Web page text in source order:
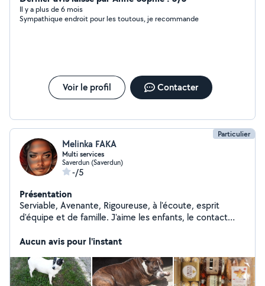
à me contacter
Il y a plus de 6 mois
Sympathique endroit pour les toutous, je recommande
Voir le profil Contacter
Particulier
Melinka FAKA
Multi services
Saverdun (Saverdun)
-/5
Présentation
Serviable, Avenante, Rigoureuse, à l'écoute, esprit
d'équipe et de famille. J'aime les enfants, le contact
nourriture et la vie...
Aucun avis pour l'instant